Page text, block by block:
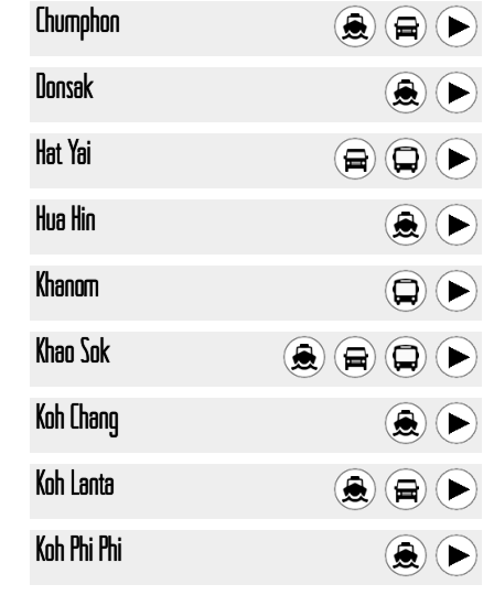
Chumphon
Donsak
Hat Yai
Hua Hin
Khanom
Khao Sok
Koh Chang
Koh Lanta
Koh Phi Phi